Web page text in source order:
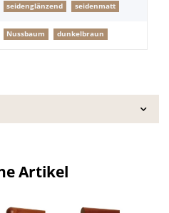
seidenglänzend seidenmatt
Nussbaum dunkelbraun
Artikel